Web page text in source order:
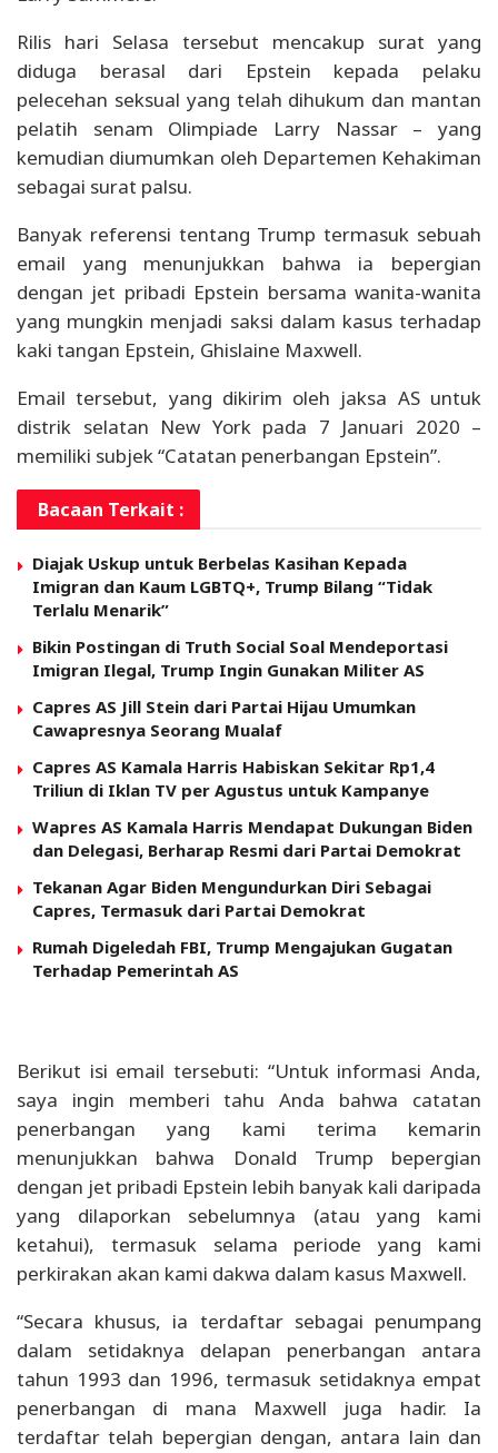
Rilis hari Selasa tersebut mencakup surat yang
diduga berasal dari Epstein kepada pelaku
pelecehan seksual yang telah dihukum dan mantan
pelatih senam Olimpiade Larry Nassar – yang
kemudian diumumkan oleh Departemen Kehakiman
sebagai surat palsu.
Banyak referensi tentang Trump termasuk sebuah
email yang menunjukkan bahwa ia bepergian
dengan jet pribadi Epstein bersama wanita-wanita
yang mungkin menjadi saksi dalam kasus terhadap
kaki tangan Epstein, Ghislaine Maxwell.
Email tersebut, yang dikirim oleh jaksa AS untuk
distrik selatan New York pada 7 Januari 2020 –
memiliki subjek “Catatan penerbangan Epstein”.
Bacaan Terkait :
Diajak Uskup untuk Berbelas Kasihan Kepada
Imigran dan Kaum LGBTQ+, Trump Bilang “Tidak
Terlalu Menarik”
Bikin Postingan di Truth Social Soal Mendeportasi
Imigran Ilegal, Trump Ingin Gunakan Militer AS
Capres AS Jill Stein dari Partai Hijau Umumkan
Cawapresnya Seorang Mualaf
Capres AS Kamala Harris Habiskan Sekitar Rp1,4
Triliun di Iklan TV per Agustus untuk Kampanye
Wapres AS Kamala Harris Mendapat Dukungan Biden
dan Delegasi, Berharap Resmi dari Partai Demokrat
Tekanan Agar Biden Mengundurkan Diri Sebagai
Capres, Termasuk dari Partai Demokrat
Rumah Digeledah FBI, Trump Mengajukan Gugatan
Terhadap Pemerintah AS
Berikut isi email tersebuti: “Untuk informasi Anda,
saya ingin memberi tahu Anda bahwa catatan
penerbangan yang kami terima kemarin
menunjukkan bahwa Donald Trump bepergian
dengan jet pribadi Epstein lebih banyak kali daripada
yang dilaporkan sebelumnya (atau yang kami
ketahui), termasuk selama periode yang kami
perkirakan akan kami dakwa dalam kasus Maxwell.
“Secara khusus, ia terdaftar sebagai penumpang
dalam setidaknya delapan penerbangan antara
tahun 1993 dan 1996, termasuk setidaknya empat
penerbangan di mana Maxwell juga hadir. Ia
terdaftar telah bepergian dengan, antara lain dan